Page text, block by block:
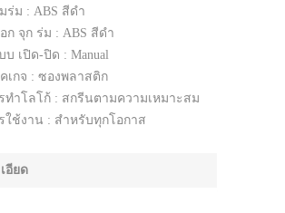
ร่ม : ABS สีดำ
ก จุก ร่ม : ABS สีดำ
บ เปิด-ปิด : Manual
เกจ : ซองพลาสติก
ทำโลโก้ : สกรีนตามความเหมาะสม
ใช้งาน : สำหรับทุกโอกาส
อียด